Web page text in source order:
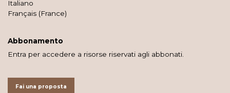
Italiano
Français (France)
Abbonamento
Entra per accedere a risorse riservati agli abbonati.
Fai una proposta